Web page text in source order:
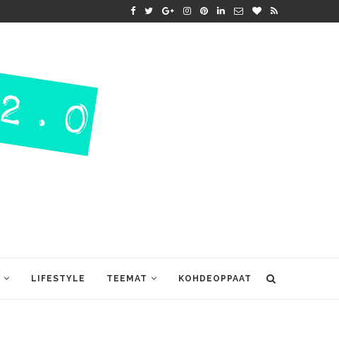
LIFESTYLE TEEMAT KOHDEOPPAAT